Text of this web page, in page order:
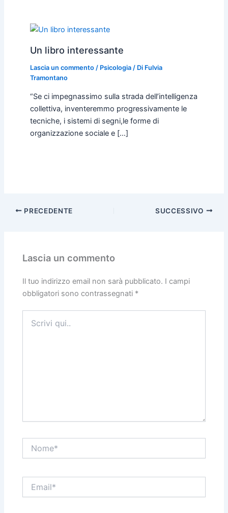
Un libro interessante
Lascia un commento / Psicologia/ Di Fulvia
Tramontano
“Se ci impegnassimo sulla strada dell’intelligenza
collettiva, inventeremmo progressivamente le
tecniche, i sistemi di segni,le forme di
organizzazione sociale e […]
PRECEDENTE SUCCESSIVO
Lascia un commento
Il tuo indirizzo email non sarà pubblicato. I campi
obbligatori sono contrassegnati *
qui..